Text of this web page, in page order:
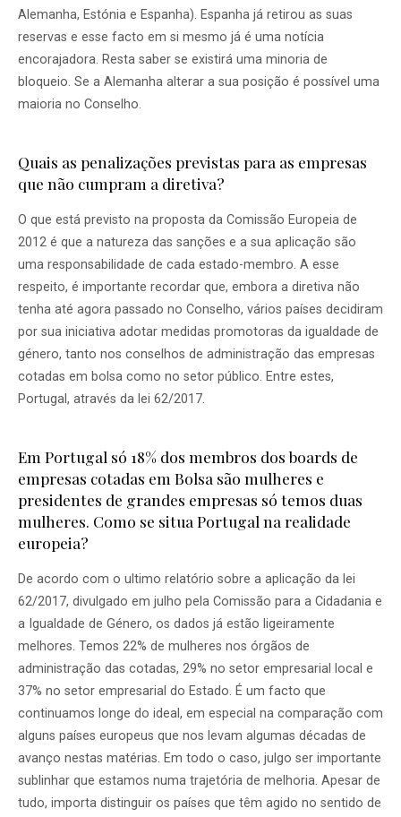
Alemanha, Estónia e Espanha). Espanha já retirou as suas
reservas e esse facto em si mesmo já é uma notícia
encorajadora. Resta saber se existirá uma minoria de
bloqueio. Se a Alemanha alterar a sua posição é possível uma
maioria no Conselho.
Quais as penalizações previstas para as empresas
que não cumpram a diretiva?
O que está previsto na proposta da Comissão Europeia de
2012 é que a natureza das sanções e a sua aplicação são
uma responsabilidade de cada estado-membro. A esse
respeito, é importante recordar que, embora a diretiva não
tenha até agora passado no Conselho, vários países decidiram
por sua iniciativa adotar medidas promotoras da igualdade de
género, tanto nos conselhos de administração das empresas
cotadas em bolsa como no setor público. Entre estes,
Portugal, através da lei 62/2017.
Em Portugal só 18% dos membros dos boards de
empresas cotadas em Bolsa são mulheres e
presidentes de grandes empresas só temos duas
mulheres. Como se situa Portugal na realidade
europeia?
De acordo com o ultimo relatório sobre a aplicação da lei
62/2017, divulgado em julho pela Comissão para a Cidadania e
a Igualdade de Género, os dados já estão ligeiramente
melhores. Temos 22% de mulheres nos órgãos de
administração das cotadas, 29% no setor empresarial local e
37% no setor empresarial do Estado. É um facto que
continuamos longe do ideal, em especial na comparação com
alguns países europeus que nos levam algumas décadas de
avanço nestas matérias. Em todo o caso, julgo ser importante
sublinhar que estamos numa trajetória de melhoria. Apesar de
tudo, importa distinguir os países que têm agido no sentido de